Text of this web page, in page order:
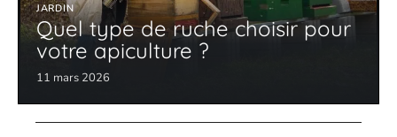
JARDIN
Quel type de ruche choisir pour
votre apiculture ?
11 mars 2026